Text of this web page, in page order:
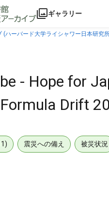
ギャラリー
(ハーバード大学ライシャワー日本研究
- Hope for
Drift
震災への備え 被災状況